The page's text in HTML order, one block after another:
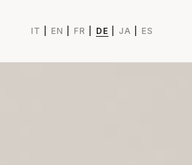
IT EN FR DE JA ES